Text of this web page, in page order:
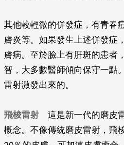
其他較輕微的併發症，有青春
膚炎等。如果發生上述併發症
膚病。至於臉上有肝斑的患者
智，大多數醫師傾向保守一點
雷射激發出來的。
飛梭雷射 這是新一代的磨皮
概念。不像傳統磨皮雷射，飛